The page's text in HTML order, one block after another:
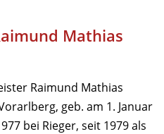
Mathias
Raimund Mathias
geb. am 1. Januar
bei Rieger, seit 1979 als